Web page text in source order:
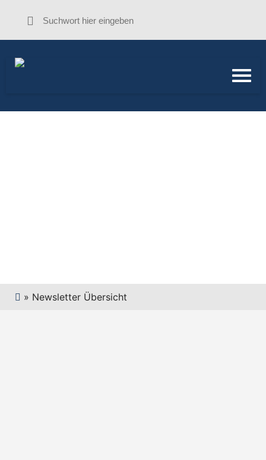
» Newsletter Übersicht